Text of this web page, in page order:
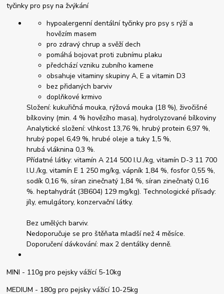
tyčinky pro psy na žvýkání
hypoalergenní dentální tyčinky pro psy s rýží a
hovězím masem
pro zdravý chrup a svěží dech
pomáhá bojovat proti zubnímu plaku
předchází vzniku zubního kamene
obsahuje vitaminy skupiny A, E a vitamin D3
bez přidaných barviv
doplňkové krmivo
Složení: kukuřičná mouka, rýžová mouka (18 %), živočišné
bílkoviny (min. 4 % hovězího masa), hydrolyzované bílkoviny
Analytické složení: vlhkost 13,76 %, hrubý protein 6,97 %,
hrubý popel 6,49 %, hrubé oleje a tuky 1,5 %,
hrubá vláknina 0,3 %.
Přídatné látky: vitamín A 214 500 I.U./kg, vitamín D-3 11 700
I.U./kg, vitamín E 1 250 mg/kg, vápník 1,84 %, fosfor 0,55 %,
sodík 0,16 %, síran zinečnatý 1,84 %, síran zinečnatý 0,16
%. heptahydrát (3B604) 129 mg/kg). Technologické přísady:
jíly, emulgátory, konzervační látky.
Bez umělých barviv.
Nedoporučuje se pro štěňata mladší než 4 měsíce.
Doporučení dávkování: max 2 dentálky denně.
MINI - 110g pro pejsky vážící 5-10kg
MEDIUM - 180g pro pejsky vážící 10-25kg